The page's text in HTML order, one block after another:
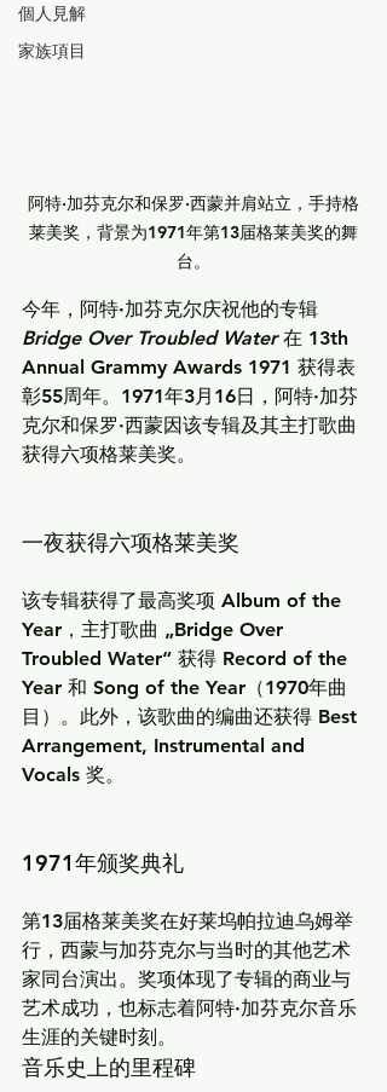
個人見解
家族項目
阿特·加芬克尔和保罗·西蒙并肩站立，手持格
莱美奖，背景为1971年第13届格莱美奖的舞
台。
今年，阿特·加芬克尔庆祝他的专辑
Bridge Over Troubled Water 在 13th
Annual Grammy Awards 1971 获得表
彰55周年。1971年3月16日，阿特·加芬
克尔和保罗·西蒙因该专辑及其主打歌曲
获得六项格莱美奖。
一夜获得六项格莱美奖
该专辑获得了最高奖项 Album of the
Year ，主打歌曲 „Bridge Over
Troubled Water“ 获得 Record of the
Year 和 Song of the Year （1970年曲
目）。此外，该歌曲的编曲还获得 Best
Arrangement, Instrumental and
Vocals 奖。
1971年颁奖典礼
第13届格莱美奖在好莱坞帕拉迪乌姆举
行，西蒙与加芬克尔与当时的其他艺术
家同台演出。奖项体现了专辑的商业与
艺术成功，也标志着阿特·加芬克尔音乐
生涯的关键时刻。
音乐史上的里程碑